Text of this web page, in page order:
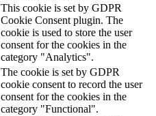
This cookie is set by GDPR
Cookie Consent plugin. The
cookie is used to store the user
consent for the cookies in the
category "Analytics".
The cookie is set by GDPR
cookie consent to record the user
consent for the cookies in the
category "Functional".